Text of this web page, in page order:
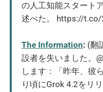
の人工知能スタート
述べた。 https://t.co/
The Information: (翻
設者を失いました。
します：「昨年、彼
り頃にGrok 4.2をリ